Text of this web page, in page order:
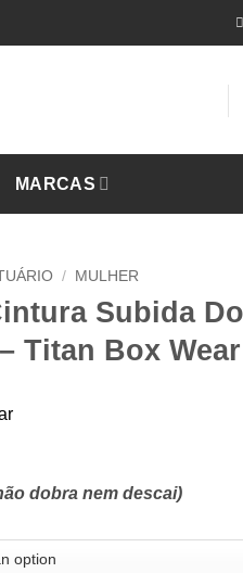
MARCAS
/ MULHER
Subida
Titan Box Wear
dobra nem descai)